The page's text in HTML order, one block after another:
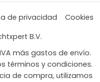
de privacidad
Cookies
B.V.
más gastos de envío.
términos y condiciones.
de compra, utilizamos